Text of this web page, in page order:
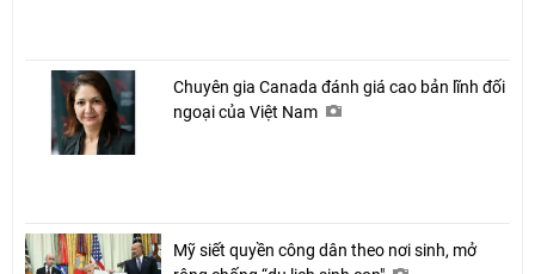
Chuyên gia Canada đánh giá cao bản lĩnh đối
ngoại của Việt Nam
Mỹ siết quyền công dân theo nơi sinh, mở